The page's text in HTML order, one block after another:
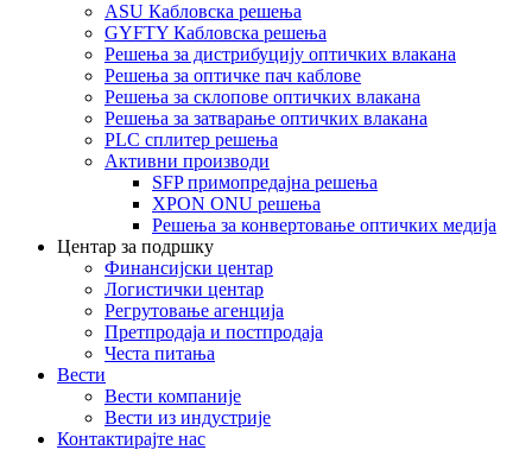
ASU Кабловска решења
GYFTY Кабловска решења
Решења за дистрибуцију оптичких влакана
Решења за оптичке пач каблове
Решења за склопове оптичких влакана
Решења за затварање оптичких влакана
PLC сплитер решења
Активни производи
SFP примопредајна решења
XPON ONU решења
Решења за конвертовање оптичких медија
Центар за подршку
Финансијски центар
Логистички центар
Регрутовање агенција
Претпродаја и постпродаја
Честа питања
Вести
Вести компаније
Вести из индустрије
Контактирајте нас